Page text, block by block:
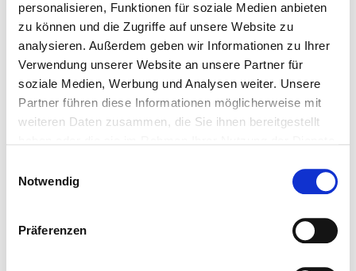
personalisieren, Funktionen für soziale Medien anbieten
zu können und die Zugriffe auf unsere Website zu
analysieren. Außerdem geben wir Informationen zu Ihrer
Verwendung unserer Website an unsere Partner für
soziale Medien, Werbung und Analysen weiter. Unsere
Partner führen diese Informationen möglicherweise mit
weiteren Daten zusammen, die Sie ihnen bereitgestellt
Notwendig
Präferenzen